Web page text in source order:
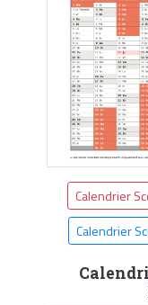
Calendrier
Calendrier